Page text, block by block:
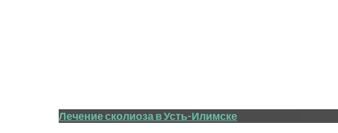
Лечение сколиоза в Усть-Илимске